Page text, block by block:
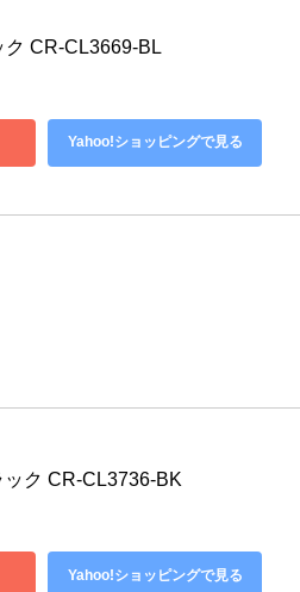
ク CR-CL3669-BL
Yahoo!ショッピングで見る
ク CR-CL3736-BK
Yahoo!ショッピングで見る